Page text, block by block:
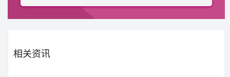
相关资讯